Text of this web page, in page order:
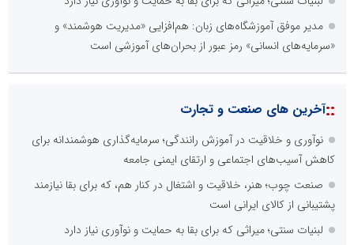
مدیر موفق آموزشگاه‌های زبان: هم‌افزایی «مدیریت هوشمند» و
«سرمایه‌های انسانی» رمز عبور از بحران‌های آموزشی است
::آخرین های صنعت و تجارت
نوآوری و خلاقیت در آموزش رانندگی؛ سرمایه‌گذاری هوشمندانه برای
کاهش آسیب‌های اجتماعی و ارتقای ایمنی جامعه
صنعت چوب؛ هنر، خلاقیت و اشتغال در کنار هم، که برای بقا نیازمند
پشتیبانی از کالای ایرانی است
لبنیات سنتی؛ میراثی که برای بقا به حمایت و نوآوری نیاز دارد